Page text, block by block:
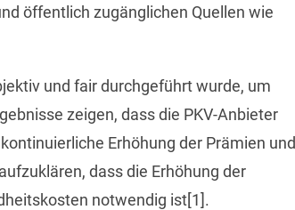
öffentlich zugänglichen Quellen wie
und fair durchgeführt wurde, um
zeigen, dass die PKV-Anbieter
Erhöhung der Prämien und
dass die Erhöhung der
notwendig ist[1].